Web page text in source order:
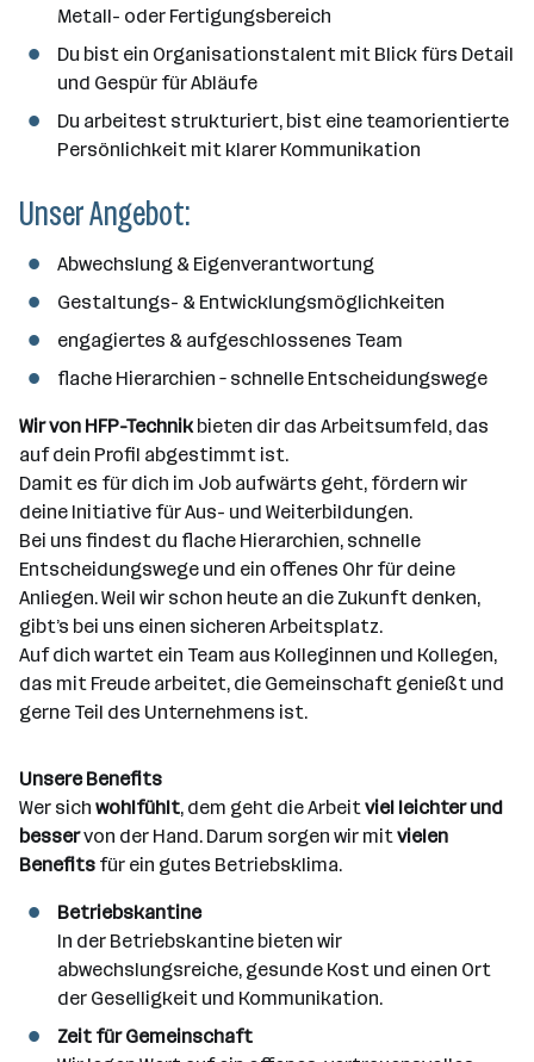
Metall- oder Fertigungsbereich
Du bist ein Organisationstalent mit Blick fürs Detail
und Gespür für Abläufe
Du arbeitest strukturiert, bist eine teamorientierte
Persönlichkeit mit klarer Kommunikation
Unser Angebot:
Abwechslung & Eigenverantwortung
Gestaltungs- & Entwicklungsmöglichkeiten
engagiertes & aufgeschlossenes Team
flache Hierarchien – schnelle Entscheidungswege
Wir von HFP-Technikbieten dir das Arbeitsumfeld, das
auf dein Profil abgestimmt ist.
Damit es für dich im Job aufwärts geht, fördern wir
deine Initiative für Aus- und Weiterbildungen.
Bei uns findest du flache Hierarchien, schnelle
Entscheidungswege und ein offenes Ohr für deine
Anliegen. Weil wir schon heute an die Zukunft denken,
gibt’s bei uns einen sicheren Arbeitsplatz.
Auf dich wartet ein Team aus Kolleginnen und Kollegen,
das mit Freude arbeitet, die Gemeinschaft genießt und
gerne Teil des Unternehmens ist.
Unsere Benefits
Wer sich wohlfühlt, dem geht die Arbeitviel leichter und
besservon der Hand. Darum sorgen wir mitvielen
Benefits für ein gutes Betriebsklima.
Betriebskantine
In der Betriebskantine bieten wir
abwechslungsreiche, gesunde Kost und einen Ort
der Geselligkeit und Kommunikation.
Zeit für Gemeinschaft